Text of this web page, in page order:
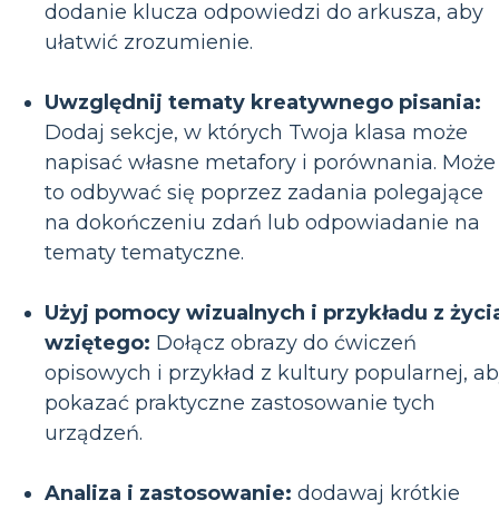
dodanie klucza odpowiedzi do arkusza, aby
ułatwić zrozumienie.
Uwzględnij tematy kreatywnego pisania:
Dodaj sekcje, w których Twoja klasa może
napisać własne metafory i porównania. Może
to odbywać się poprzez zadania polegające
na dokończeniu zdań lub odpowiadanie na
tematy tematyczne.
Użyj pomocy wizualnych i przykładu z
wziętego: Dołącz obrazy do ćwiczeń
opisowych i przykład z kultury popularnej,
pokazać praktyczne zastosowanie tych
urządzeń.
Analiza i zastosowanie: dodawaj krótkie